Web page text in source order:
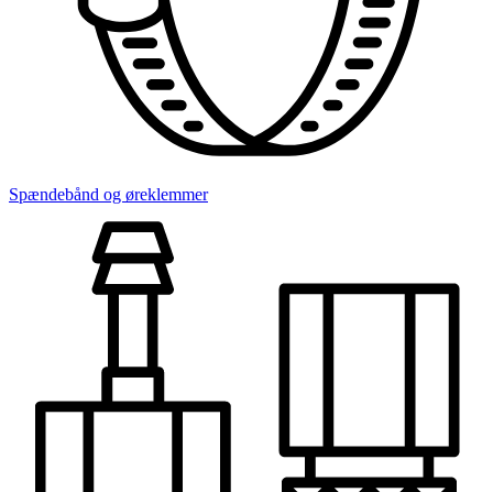
Spændebånd og øreklemmer